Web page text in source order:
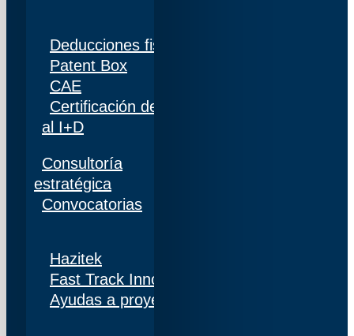
Deducciones fiscales
Patent Box
CAE
Certificación de personal adscrito al 100%
al I+D
Consultoría
estratégica
Convocatorias
Hazitek
Fast Track Innobideak
Ayudas a proyectos de I+D+i en Navarra